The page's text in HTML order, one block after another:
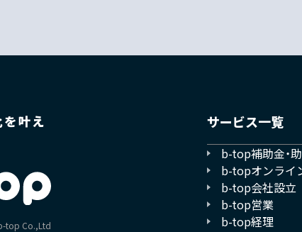
叶え
top Co.,Ltd
サービス一覧
b-top補助金・
b-topオンライ
b-top会社設立
b-top営業
b-top経理